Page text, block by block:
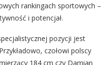
rankingach sportowych –
i potencjał.
pozycji jest
czołowi polscy
184 cm czy Damian